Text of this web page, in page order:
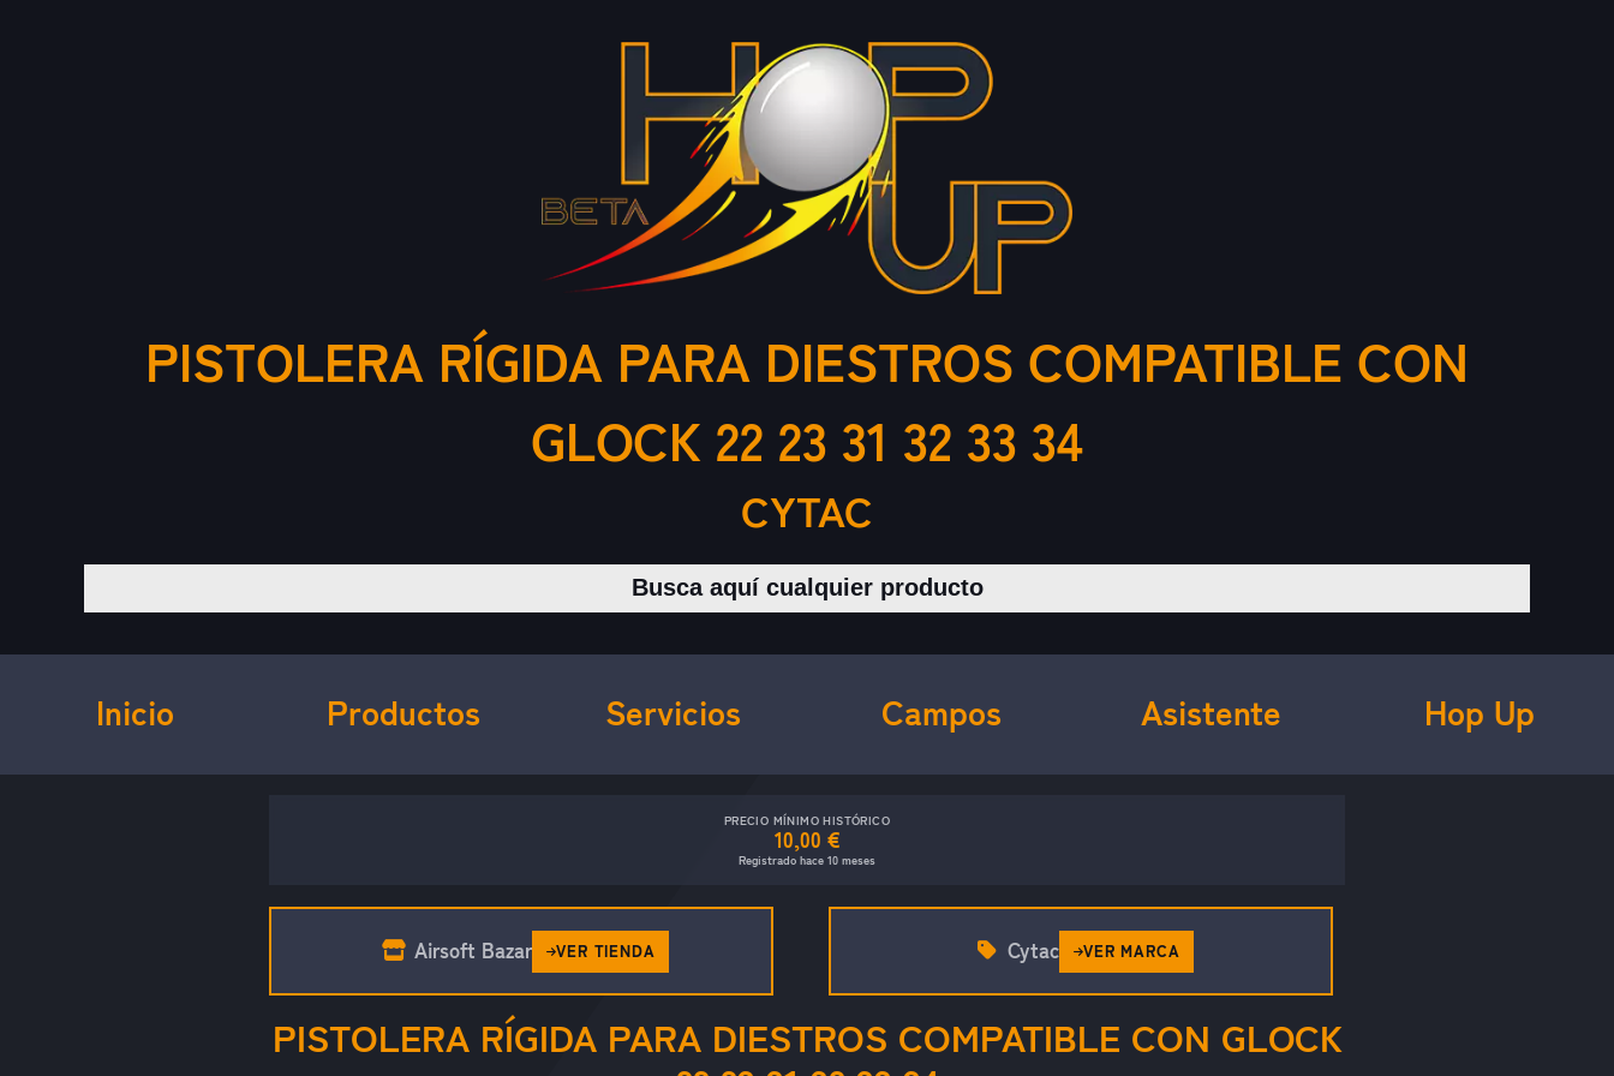
PISTOLERA RÍGIDA PARA DIESTROS COMPATIBLE CON
GLOCK 22 23 31 32 33 34
CYTAC
Buscar productos
Inicio Productos Servicios Campos Asistente Hop Up
PRECIO MÍNIMO HISTÓRICO
10,00 €
Registrado hace 10 meses
Airsoft Bazar VER TIENDA
PISTOLERA RÍGIDA PARA DIESTROS COMPATIBLE CON GLOCK
Cytac VER MARCA